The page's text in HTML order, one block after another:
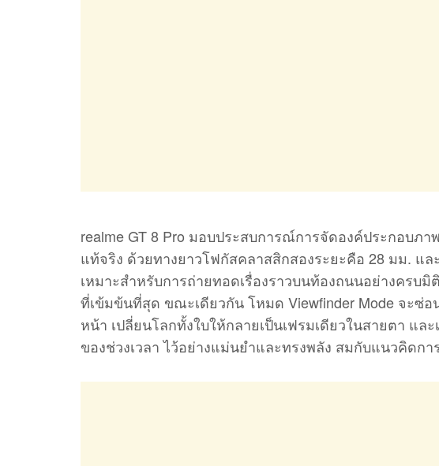
realme GT 8 Pro มอบประสบการณ์การจัดองค์ประกอบ
แท้จริง ด้วยทางยาวโฟกัสคลาสสิกสองระยะคือ 28 มม. แ
เหมาะสำหรับการถ่ายทอดเรื่องราวบนท้องถนนอย่างครบ
ที่เข้มข้นที่สุด ขณะเดียวกัน โหมด Viewfinder Mode จะซ่
หน้า เปลี่ยนโลกทั้งใบให้กลายเป็นเฟรมเดียวในสายตา แ
ของช่วงเวลา ไว้อย่างแม่นยำและทรงพลัง สมกับแนวคิดก